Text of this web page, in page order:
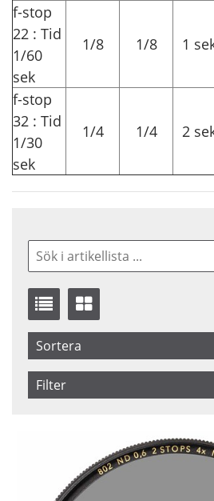
f-stop
22 : Tid
1/60
sek
1/8 1/8 1
f-stop
32 : Tid
1/30
sek
1/4 1/4 2
Sortera
Benämning
Filter
Ej i lager